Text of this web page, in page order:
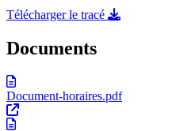
Télécharger le tracé
Documents
Document-horaires.pdf